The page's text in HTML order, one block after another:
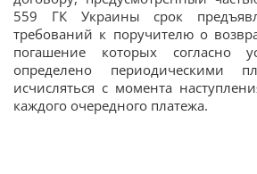
559 ГК Украины срок
требований к поручителю о
погашение которых согласно
определено периодическими
исчисляться с момента
каждого очередного платежа.